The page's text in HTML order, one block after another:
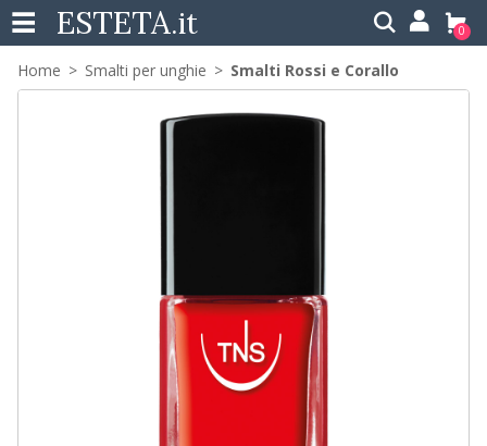
ESTETA.it 0
Home Smalti per unghie Smalti Rossi e Corallo